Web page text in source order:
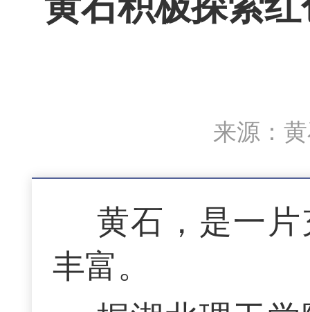
来源：
黄石，是一
丰富。